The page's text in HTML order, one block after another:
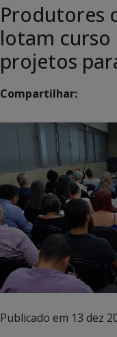
Produtores
lotam curso
projetos
Compartilhar:
Publicado em 13 dez